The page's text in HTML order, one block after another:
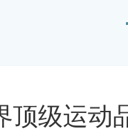
顶级运动